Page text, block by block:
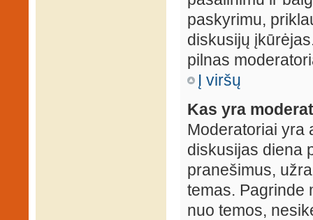
paskyrimu,
diskusijų
pilnas
Į viršų
Kas yra
Moderatoriai yra
diskusijas diena
pranešimus,
temas. Pagrinde
nuo temos,